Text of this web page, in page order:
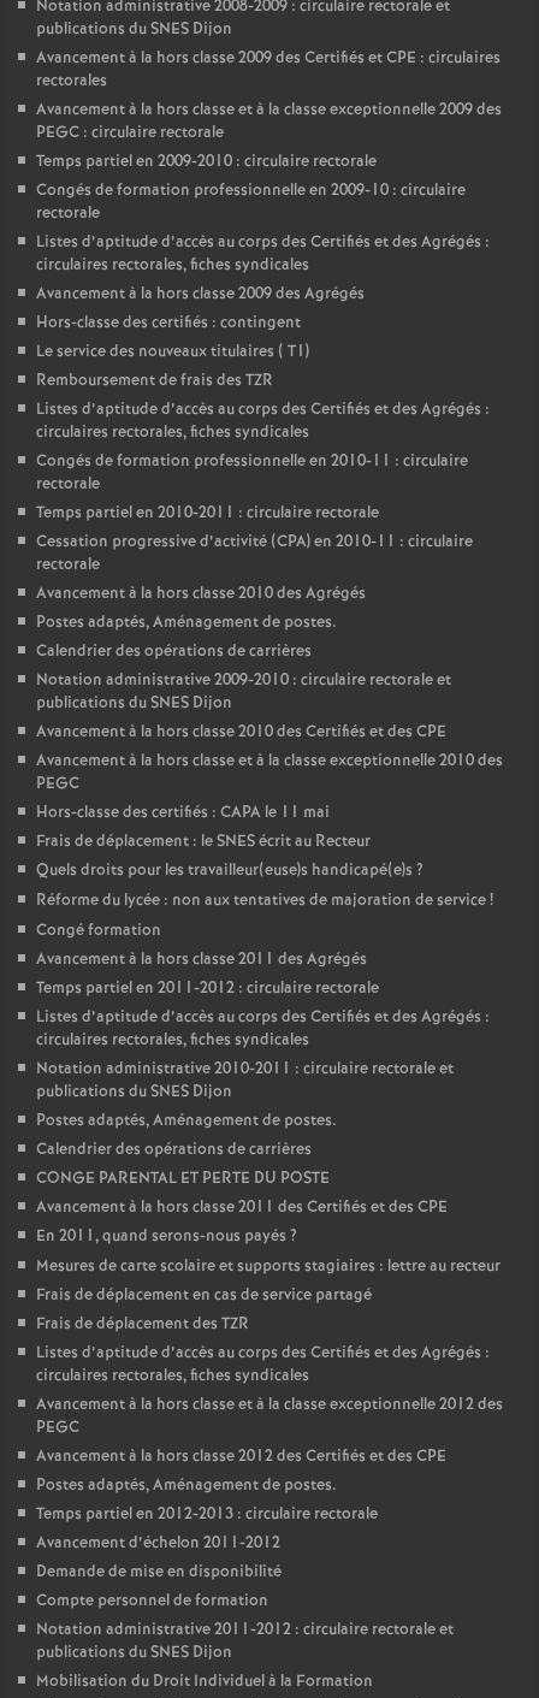
Notation administrative 2008-2009 : circulaire rectorale et
publications du SNES Dijon
Avancement à la hors classe 2009 des Certifiés et CPE : circulaires
rectorales
Avancement à la hors classe et à la classe exceptionnelle 2009 des
PEGC : circulaire rectorale
Temps partiel en 2009-2010 : circulaire rectorale
Congés de formation professionnelle en 2009-10 : circulaire
rectorale
Listes d’aptitude d’accès au corps des Certifiés et des Agrégés :
circulaires rectorales, fiches syndicales
Avancement à la hors classe 2009 des Agrégés
Hors-classe des certifiés : contingent
Le service des nouveaux titulaires ( T1)
Remboursement de frais des TZR
Listes d’aptitude d’accès au corps des Certifiés et des Agrégés :
circulaires rectorales, fiches syndicales
Congés de formation professionnelle en 2010-11 : circulaire
rectorale
Temps partiel en 2010-2011 : circulaire rectorale
Cessation progressive d’activité (CPA) en 2010-11 : circulaire
rectorale
Avancement à la hors classe 2010 des Agrégés
Postes adaptés, Aménagement de postes.
Calendrier des opérations de carrières
Notation administrative 2009-2010 : circulaire rectorale et
publications du SNES Dijon
Avancement à la hors classe 2010 des Certifiés et des CPE
Avancement à la hors classe et à la classe exceptionnelle 2010 des
PEGC
Hors-classe des certifiés : CAPA le 11 mai
Frais de déplacement : le SNES écrit au Recteur
Quels droits pour les travailleur(euse)s handicapé(e)s ?
Réforme du lycée : non aux tentatives de majoration de service!
Congé formation
Avancement à la hors classe 2011 des Agrégés
Temps partiel en 2011-2012 : circulaire rectorale
Listes d’aptitude d’accès au corps des Certifiés et des Agrégés :
circulaires rectorales, fiches syndicales
Notation administrative 2010-2011 : circulaire rectorale et
publications du SNES Dijon
Postes adaptés, Aménagement de postes.
Calendrier des opérations de carrières
CONGE PARENTAL ET PERTE DU POSTE
Avancement à la hors classe 2011 des Certifiés et des CPE
En 2011, quand serons-nous payés ?
Mesures de carte scolaire et supports stagiaires : lettre au recteur
Frais de déplacement en cas de service partagé
Frais de déplacement des TZR
Listes d’aptitude d’accès au corps des Certifiés et des Agrégés :
circulaires rectorales, fiches syndicales
Avancement à la hors classe et à la classe exceptionnelle 2012 des
PEGC
Avancement à la hors classe 2012 des Certifiés et des CPE
Postes adaptés, Aménagement de postes.
Temps partiel en 2012-2013 : circulaire rectorale
Avancement d’échelon 2011-2012
Demande de mise en disponibilité
Compte personnel de formation
Notation administrative 2011-2012 : circulaire rectorale et
publications du SNES Dijon
Mobilisation du Droit Individuel à la Formation